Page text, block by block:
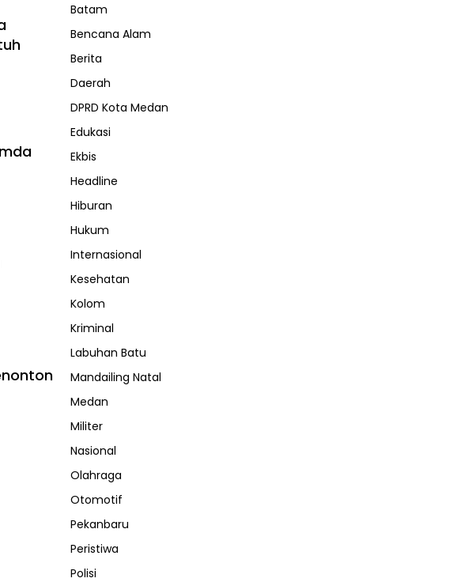
Batam
Bencana Alam
Berita
Daerah
DPRD Kota Medan
Edukasi
Ekbis
Headline
Hiburan
Hukum
Internasional
Kesehatan
Kolom
Kriminal
Labuhan Batu
Mandailing Natal
Medan
Militer
Nasional
Olahraga
Otomotif
Pekanbaru
Peristiwa
Polisi